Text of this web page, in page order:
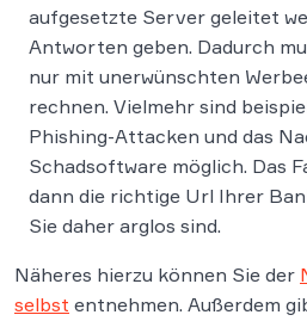
aufgesetzte Server geleitet
Antworten geben. Dadurch
nur mit unerwünschten
rechnen. Vielmehr sind
Phishing-Attacken und das
Schadsoftware möglich. Das
dann die richtige Url Ihrer
Sie daher arglos sind.
Näheres hierzu können Sie der
selbst entnehmen. Außerdem